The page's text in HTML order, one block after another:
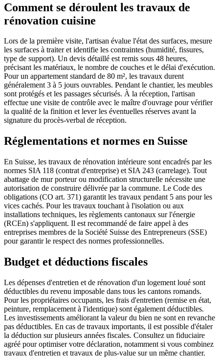
Comment se déroulent les travaux de
rénovation cuisine
Lors de la première visite, l'artisan évalue l'état des surfaces, mesure
les surfaces à traiter et identifie les contraintes (humidité, fissures,
type de support). Un devis détaillé est remis sous 48 heures,
précisant les matériaux, le nombre de couches et le délai d'exécution.
Pour un appartement standard de 80 m², les travaux durent
généralement 3 à 5 jours ouvrables. Pendant le chantier, les meubles
sont protégés et les passages sécurisés. À la réception, l'artisan
effectue une visite de contrôle avec le maître d'ouvrage pour vérifier
la qualité de la finition et lever les éventuelles réserves avant la
signature du procès-verbal de réception.
Réglementations et normes en Suisse
En Suisse, les travaux de rénovation intérieure sont encadrés par les
normes SIA 118 (contrat d'entreprise) et SIA 243 (carrelage). Tout
abattage de mur porteur ou modification structurelle nécessite une
autorisation de construire délivrée par la commune. Le Code des
obligations (CO art. 371) garantit les travaux pendant 5 ans pour les
vices cachés. Pour les travaux touchant à l'isolation ou aux
installations techniques, les règlements cantonaux sur l'énergie
(RCEn) s'appliquent. Il est recommandé de faire appel à des
entreprises membres de la Société Suisse des Entrepreneurs (SSE)
pour garantir le respect des normes professionnelles.
Budget et déductions fiscales
Les dépenses d'entretien et de rénovation d'un logement loué sont
déductibles du revenu imposable dans tous les cantons romands.
Pour les propriétaires occupants, les frais d'entretien (remise en état,
peinture, remplacement à l'identique) sont également déductibles.
Les investissements améliorant la valeur du bien ne sont en revanche
pas déductibles. En cas de travaux importants, il est possible d'étaler
la déduction sur plusieurs années fiscales. Consultez un fiduciaire
agréé pour optimiser votre déclaration, notamment si vous combinez
travaux d'entretien et travaux de plus-value sur un même chantier.